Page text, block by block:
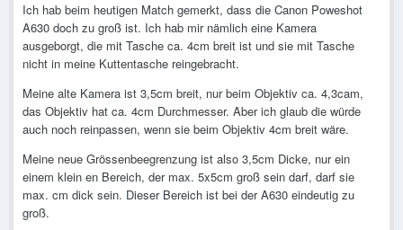
Ich hab beim heutigen Match gemerkt, dass die Canon Poweshot
A630 doch zu groß ist. Ich hab mir nämlich eine Kamera
ausgeborgt, die mit Tasche ca. 4cm breit ist und sie mit Tasche
nicht in meine Kuttentasche reingebracht.
Meine alte Kamera ist 3,5cm breit, nur beim Objektiv ca. 4,3cam,
das Objektiv hat ca. 4cm Durchmesser. Aber ich glaub die würde
auch noch reinpassen, wenn sie beim Objektiv 4cm breit wäre.
Meine neue Grössenbeegrenzung ist also 3,5cm Dicke, nur ein
einem klein en Bereich, der max. 5x5cm groß sein darf, darf sie
max. cm dick sein. Dieser Bereich ist bei der A630 eindeutig zu
groß.